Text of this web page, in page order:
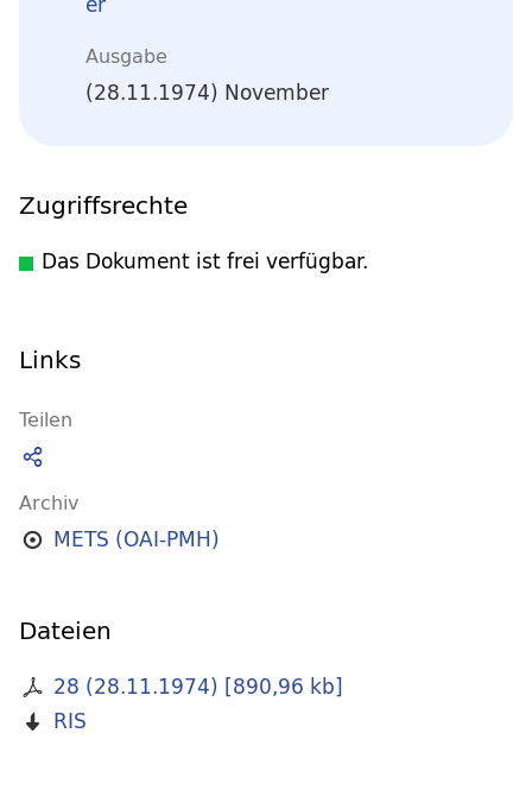
Ausgabe
(28.11.1974) November
Zugriffsrechte
Das Dokument ist frei verfügbar.
Links
Teilen
Archiv
METS (OAI-PMH)
Dateien
28 (28.11.1974) [890,96 kb]
RIS